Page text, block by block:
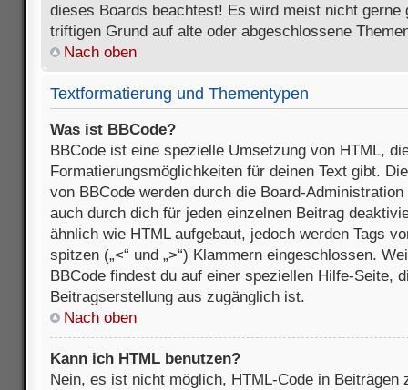
dieses Boards beachtest! Es wird meist nicht gerne
triftigen Grund auf alte oder abgeschlossene
Nach oben
Textformatierung und Thementypen
Was ist BBCode?
BBCode ist eine spezielle Umsetzung von HTML,
Formatierungsmöglichkeiten für deinen Text gibt.
von BBCode werden durch die Board-
auch durch dich für jeden einzelnen Beitrag
ähnlich wie HTML aufgebaut, jedoch werden Tags
spitzen („<“ und „>“) Klammern eingeschlossen.
BBCode findest du auf einer speziellen Hilfe-Seite,
Beitragserstellung aus zugänglich ist.
Nach oben
Kann ich HTML benutzen?
Nein, es ist nicht möglich, HTML-Code in Beiträgen